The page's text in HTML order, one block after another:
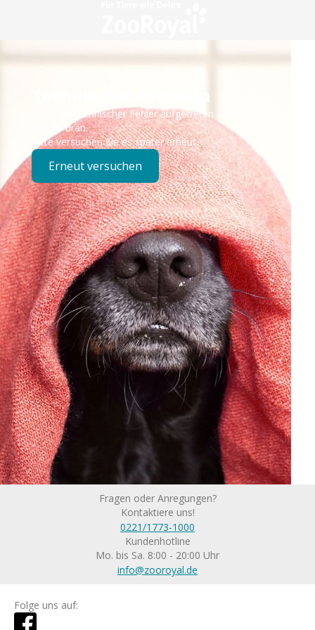
Technisches Problem
Es ist ein technischer Fehler aufgetreten – wir sind
bereits dran.
Bitte versuchen Sie es später erneut.
Erneut versuchen
Fragen oder Anregungen?
Kontaktiere uns!
0221/1773-1000
Kundenhotline
Mo. bis Sa. 8:00 - 20:00 Uhr
info@zooroyal.de
Folge uns auf: